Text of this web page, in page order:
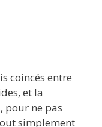
coincés entre
et la
pour ne pas
simplement